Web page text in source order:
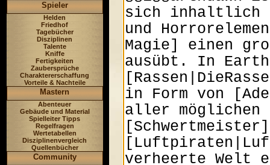
Spieler
Helden
Friedhof
Tagebücher
Disziplinen
Talente
Kniffe
Fertigkeiten
Zaubersprüche
Charaktererschaffung
Vorteile & Nachteile
Mastern
Abenteuer
Gebäude und Material
Spielleiter Tipps
Regelfragen
Wertetabellen
Disziplinenvergleich
Quellenbücher
Community